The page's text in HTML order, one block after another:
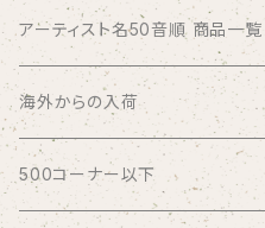
アーティスト名50音順 商品一覧
ABSOLUTE LOSERS
AFRICA
海外からの入荷
500コーナー以下